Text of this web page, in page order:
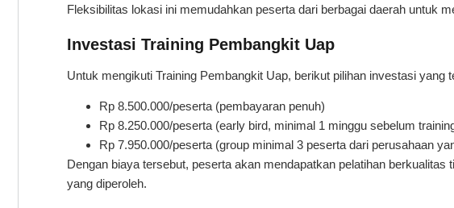
Fleksibilitas lokasi ini memudahkan peserta dari berbagai daerah untuk
Investasi Training Pembangkit Uap
Untuk mengikuti Training Pembangkit Uap, berikut pilihan investasi yang
Rp 8.500.000/peserta (pembayaran penuh)
Rp 8.250.000/peserta (early bird, minimal 1 minggu sebelum
Rp 7.950.000/peserta (group minimal 3 peserta dari perusahaan
Dengan biaya tersebut, peserta akan mendapatkan pelatihan
yang diperoleh.